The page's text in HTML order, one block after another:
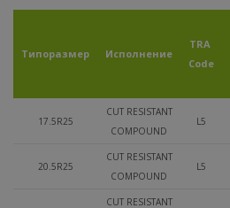
Типоразмер Исполнение
TRA
Code
17.5R25
CUT RESISTANT
COMPOUND
L5
20.5R25
CUT RESISTANT
COMPOUND
L5
CUT RESISTANT